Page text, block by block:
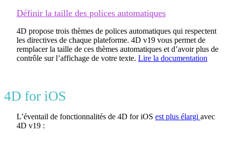
Définir la taille des polices automatiques
4D propose trois thèmes de polices automatiques qui respectent
les directives de chaque plateforme. 4D v19 vous permet de
remplacer la taille de ces thèmes automatiques et d’avoir plus de
contrôle sur l’affichage de votre texte. Lire la documentation
4D for iOS
L’éventail de fonctionnalités de 4D for iOS est plus élargi avec
4D v19 :